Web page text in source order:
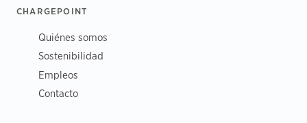
CHARGEPOINT
Quiénes somos
Sostenibilidad
Empleos
Contacto